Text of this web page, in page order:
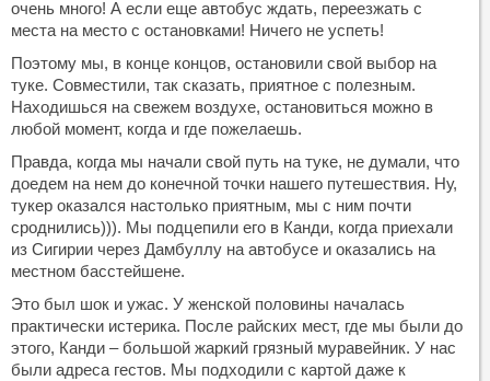
очень много! А если еще автобус ждать, переезжать с
места на место с остановками! Ничего не успеть!
Поэтому мы, в конце концов, остановили свой выбор на
туке. Совместили, так сказать, приятное с полезным.
Находишься на свежем воздухе, остановиться можно в
любой момент, когда и где пожелаешь.
Правда, когда мы начали свой путь на туке, не думали, что
доедем на нем до конечной точки нашего путешествия. Ну,
тукер оказался настолько приятным, мы с ним почти
сроднились))). Мы подцепили его в Канди, когда приехали
из Сигирии через Дамбуллу на автобусе и оказались на
местном басстейшене.
Это был шок и ужас. У женской половины началась
практически истерика. После райских мест, где мы были до
этого, Канди – большой жаркий грязный муравейник. У нас
были адреса гестов. Мы подходили с картой даже к